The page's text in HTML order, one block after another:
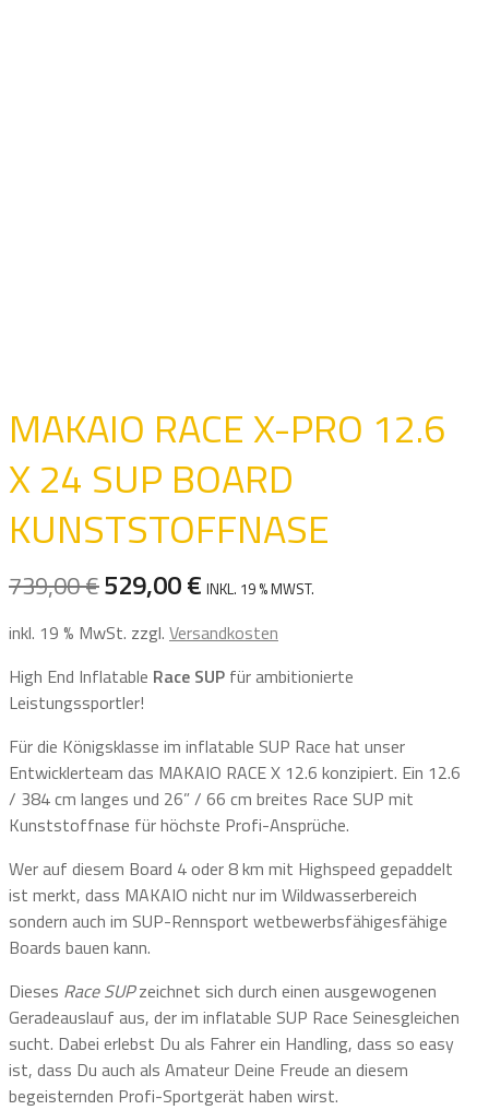
MAKAIO RACE X-PRO 12.6
X 24 SUP BOARD
KUNSTSTOFFNASE
739,00€ URSPRÜNGLICHER
WAR:
529,00€ AKTUELLER
IST:
INKL. 19 % MWST.
inkl. 19 % MwSt. zzgl. Versandkosten
High End Inflatable Race SUP für ambitionierte
Leistungssportler!
Für die Königsklasse im inflatable SUP Race hat unser
Entwicklerteam das MAKAIO RACE X 12.6 konzipiert. Ein 12.6
/ 384 cm langes und 26” / 66 cm breites Race SUP mit
Kunststoffnase für höchste Profi-Ansprüche.
Wer auf diesem Board 4 oder 8 km mit Highspeed gepaddelt
ist merkt, dass MAKAIO nicht nur im Wildwasserbereich
sondern auch im SUP-Rennsport wetbewerbsfähigesfähige
Boards bauen kann.
Dieses Race SUPzeichnet sich durch einen ausgewogenen
Geradeauslauf aus, der im inflatable SUP Race Seinesgleichen
sucht. Dabei erlebst Du als Fahrer ein Handling, dass so easy
ist, dass Du auch als Amateur Deine Freude an diesem
begeisternden Profi-Sportgerät haben wirst.